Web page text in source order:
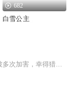
682
白雪公主